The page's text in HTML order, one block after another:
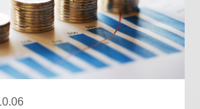
トップページ
特集
動画
サイトマップ
お問い合わせ
人情報保護法について
開催予定のセミナー
非公開: 【8/6開催】AIエージェン
ト時代、日本企業は何から始める
新潮流から学ぶ〜